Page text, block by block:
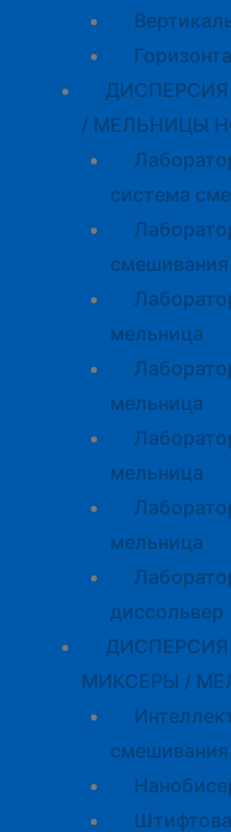
/ МЕЛЬНИЦЫ
система
смешивания
мельница
мельница
мельница
мельница
диссольвер
МИКСЕРЫ /
смешивания